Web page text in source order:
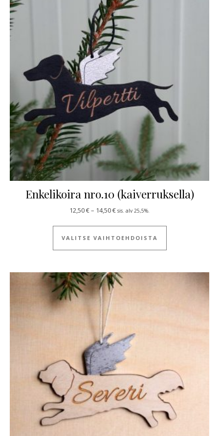
Enkelikoira nro.10 (kaiverruksella)
12,50€– 14,50€Hintaluokka: 12,50 € - 14,50 €
sis. alv 25,5%.
VALITSE VAIHTOEHDOISTA
Tällä tuotteella